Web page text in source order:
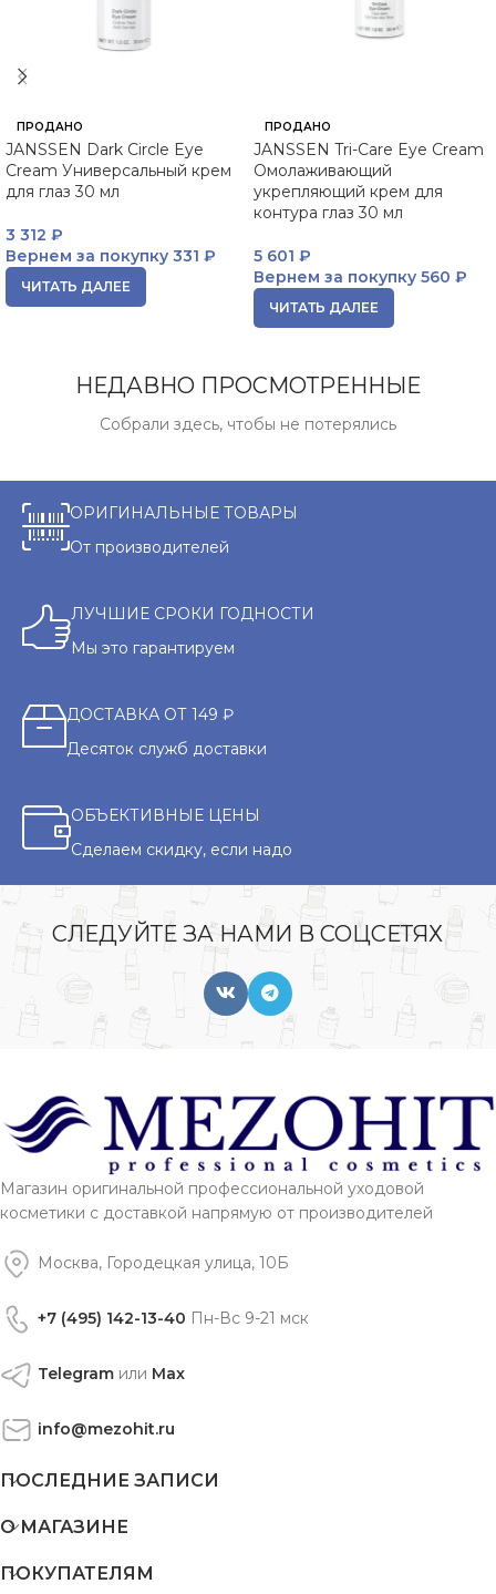
ПРОДАНО
JANSSEN Dark Circle Eye
Cream Универсальный крем
для глаз 30 мл
3 312 ₽
Вернем за покупку 331 ₽
ЧИТАТЬ ДАЛЕЕ
ПРОДАНО
JANSSEN Tri-Care Eye Cream
Омолаживающий
укрепляющий крем для
контура глаз 30 мл
5 601 ₽
Вернем за покупку 560 ₽
ЧИТАТЬ ДАЛЕЕ
НЕДАВНО ПРОСМОТРЕННЫЕ
Собрали здесь, чтобы не потерялись
ОРИГИНАЛЬНЫЕ ТОВАРЫ
От производителей
ЛУЧШИЕ СРОКИ ГОДНОСТИ
Мы это гарантируем
ДОСТАВКА ОТ 149 ₽
Десяток служб доставки
ОБЪЕКТИВНЫЕ ЦЕНЫ
Сделаем скидку, если надо
СЛЕДУЙТЕ ЗА НАМИ В СОЦСЕТЯХ
Магазин оригинальной профессиональной уходовой
косметики с доставкой напрямую от производителей
Москва, Городецкая улица, 10Б
+7 (495) 142-13-40 Пн-Вс 9-21 мск
Telegram или Max
info@mezohit.ru
ПОСЛЕДНИЕ ЗАПИСИ
О МАГАЗИНЕ
ПОКУПАТЕЛЯМ